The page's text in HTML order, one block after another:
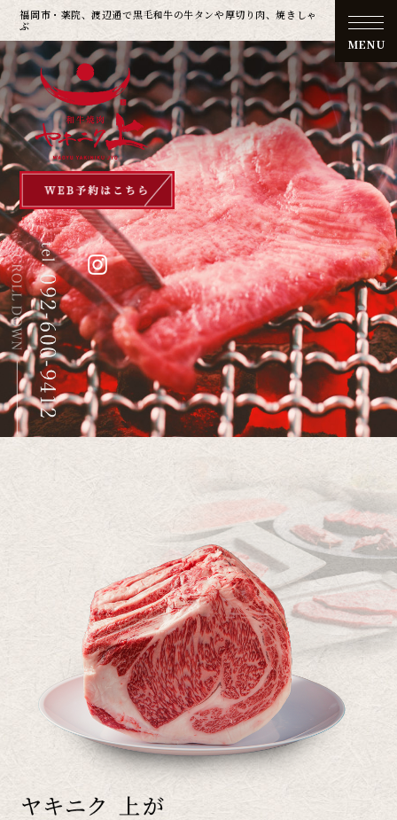
福岡市・薬院、渡辺通で黒毛和牛の牛タンや厚切り肉、焼きしゃ
ぶ